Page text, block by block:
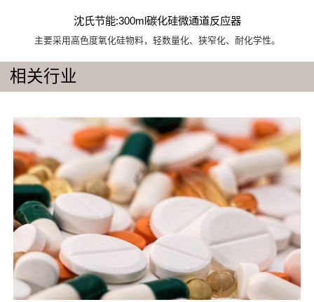
沈氏节能:300ml碳化硅微通道反应器
主要采用高色度氧化硅物料，轻数量化、狭窄化、耐化学性。
相关行业